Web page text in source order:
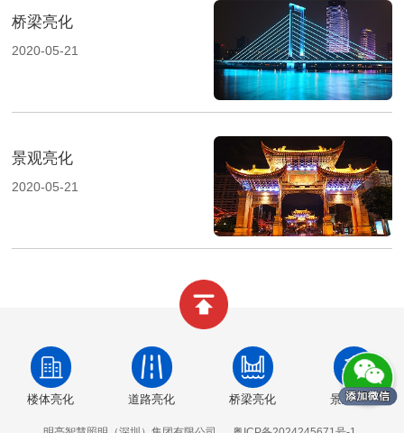
桥梁亮化
2020-05-21
景观亮化
2020-05-21
楼体亮化 道路亮化 桥梁亮化 景观亮化